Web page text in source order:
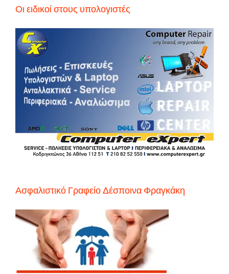
Οι ειδικοί στους υπολογιστές
Ασφαλιστικό Γραφείο Δέσποινα Φραγκάκη